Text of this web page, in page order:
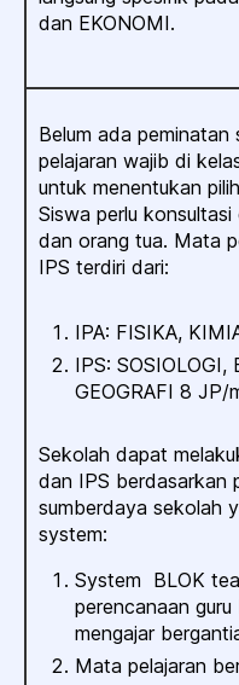
dan EKONOMI.
Belum ada peminatan
pelajaran wajib di
untuk menentukan
Siswa perlu
dan orang tua. Mata
IPS terdiri dari:
IPA: FISIKA,
IPS: SOSIOLOGI,
GEOGRAFI 8 JP/
Sekolah dapat
dan IPS berdasarkan
sumberdaya sekolah
system:
System BLOK
perencanaan
mengajar
Mata pelajaran